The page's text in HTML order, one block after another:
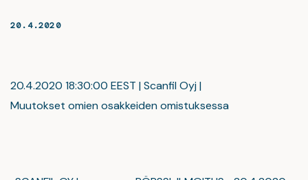
20.4.2020
20.4.2020 18:30:00 EEST | Scanfil Oyj |
Muutokset omien osakkeiden omistuksessa